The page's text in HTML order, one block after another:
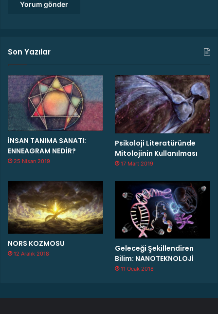
Son Yazılar
İNSAN TANIMA SANATI:
ENNEAGRAM NEDİR?
25 Nisan 2019
Psikoloji Literatüründe
Mitolojinin Kullanılması
17 Mart 2019
NORS KOZMOSU
12 Aralık 2018
Geleceği Şekillendiren
Bilim: NANOTEKNOLOJİ
11 Ocak 2018